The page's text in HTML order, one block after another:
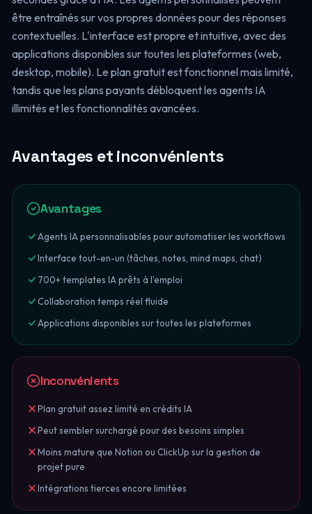
être entraînés sur vos propres données pour des réponses
contextuelles. L'interface est propre et intuitive, avec des
applications disponibles sur toutes les plateformes (web,
desktop, mobile). Le plan gratuit est fonctionnel mais limité,
tandis que les plans payants débloquent les agents IA
illimités et les fonctionnalités avancées.
Avantages et inconvénients
Avantages
Agents IA personnalisables pour automatiser les workflows
Interface tout-en-un (tâches, notes, mind maps, chat)
700+ templates IA prêts à l'emploi
Collaboration temps réel fluide
Applications disponibles sur toutes les plateformes
Inconvénients
Plan gratuit assez limité en crédits IA
Peut sembler surchargé pour des besoins simples
Moins mature que Notion ou ClickUp sur la gestion de
projet pure
Intégrations tierces encore limitées